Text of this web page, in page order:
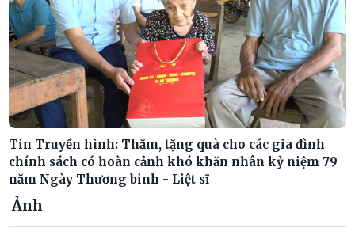
Tin Truyền hình: Thăm, tặng quà cho các gia đình
chính sách có hoàn cảnh khó khăn nhân kỷ niệm 79
năm Ngày Thương binh - Liệt sĩ
Ảnh